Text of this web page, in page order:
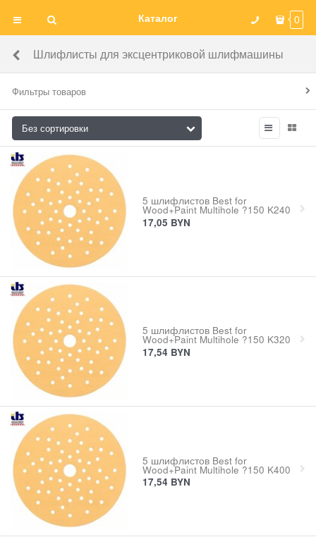
Каталог 0
Шлифлисты для эксцентриковой шлифмашины
Фильтры товаров
5 шлифлистов Best for
Wood+Paint Multihole ?150 K240
17,05 BYN
5 шлифлистов Best for
Wood+Paint Multihole ?150 K320
17,54 BYN
5 шлифлистов Best for
Wood+Paint Multihole ?150 K400
17,54 BYN